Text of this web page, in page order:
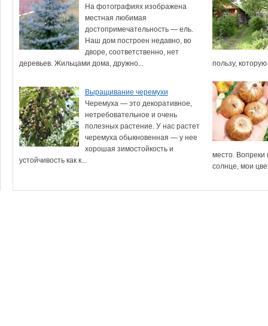
На фотографиях изображена
местная любимая
достопримечательность — ель.
Наш дом построен недавно, во
дворе, соответственно, нет
деревьев. Жильцами дома, дружно...
пользу,
Выращивание черемухи
Черемуха — это декоративное,
нетребовательное и очень
полезных растение. У нас растет
черемуха обыкновенная — у нее
хорошая зимостойкость и
устойчивость как к...
место. Вопреки
солнце, мои